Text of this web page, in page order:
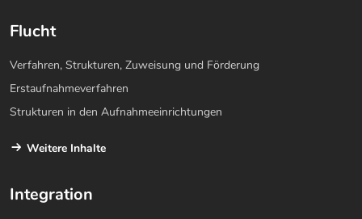
Flucht
Verfahren, Strukturen, Zuweisung und Förderung
Erstaufnahmeverfahren
Strukturen in den Aufnahmeeinrichtungen
Weitere Inhalte
Integration